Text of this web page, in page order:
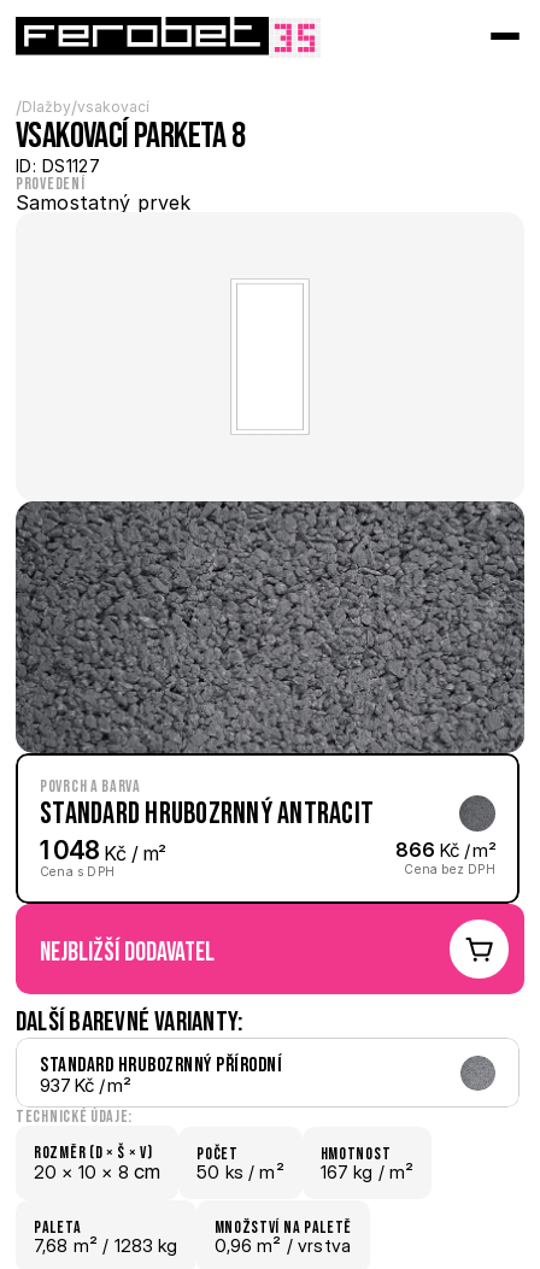
/Dlažby/vsakovací
Vsakovací Parketa 8
ID: DS1127
Provedení
Samostatný prvek
Povrch a barva
Standard hrubozrnný Antracit
1 048 Kč / m²
Cena s DPH
866 Kč / m²
Cena bez DPH
nejbližší dodavatel
Další barevné varianty:
Standard hrubozrnný Přírodní
937 Kč / m²
Technické údaje:
Rozměr (D × š × V)
20 × 10 × 8 cm
počet
50 ks / m²
hmotnost
167 kg / m²
paletA
7,68 m² / 1283 kg
Množství na paletě
0,96 m² / vrstva